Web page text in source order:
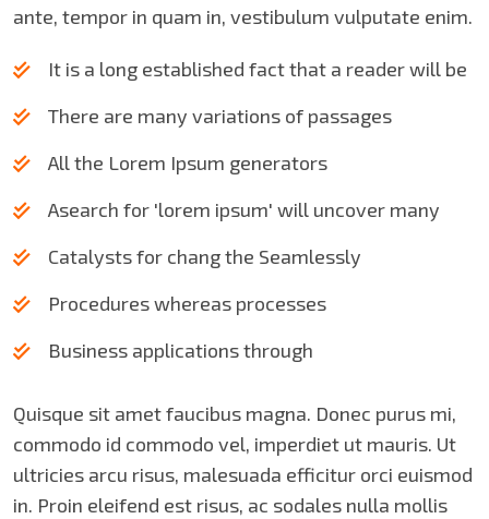
ante, tempor in quam in, vestibulum vulputate enim.
It is a long established fact that a reader will be
There are many variations of passages
All the Lorem Ipsum generators
Asearch for 'lorem ipsum' will uncover many
Catalysts for chang the Seamlessly
Procedures whereas processes
Business applications through
Quisque sit amet faucibus magna. Donec purus mi,
commodo id commodo vel, imperdiet ut mauris. Ut
ultricies arcu risus, malesuada efficitur orci euismod
in. Proin eleifend est risus, ac sodales nulla mollis